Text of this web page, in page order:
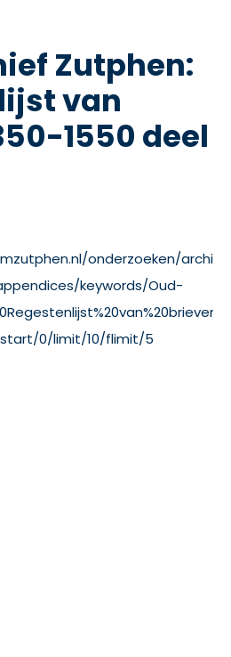
Zutphen:
van
1550 deel
onderzoeken/
keywords/Oud-
start/0/limit/10/flimit/5